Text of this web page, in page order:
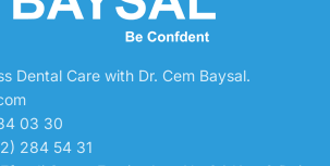
Dental Care with Dr. Cem Baysal.
03 30
284 54 31